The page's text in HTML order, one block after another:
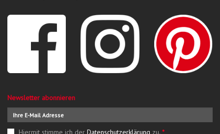
Newsletter abonnieren
Hiermit stimme ich der Datenschutzerklärung zu. *